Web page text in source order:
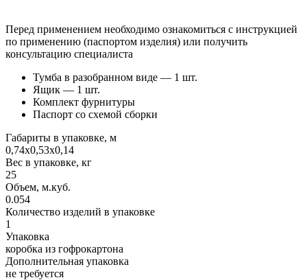
Перед применением необходимо ознакомиться с инструкцией
по применению (паспортом изделия) или получить
консультацию специалиста
Тумба в разобранном виде — 1 шт.
Ящик — 1 шт.
Комплект фурнитуры
Паспорт со схемой сборки
Габариты в упаковке, м
0,74х0,53х0,14
Вес в упаковке, кг
25
Объем, м.куб.
0.054
Количество изделий в упаковке
1
Упаковка
коробка из гофрокартона
Дополнительная упаковка
не требуется